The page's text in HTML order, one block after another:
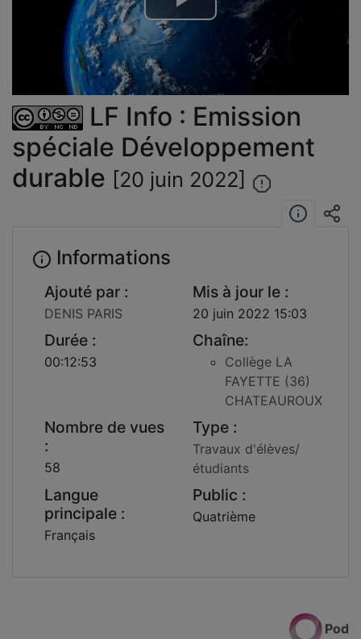
Lire
la
vidéo
LF Info : Emission
spéciale Développement
durable [20 juin 2022]
Informations
Ajouté par :
DENIS PARIS
Mis à jour le :
20 juin 2022 15:03
Durée :
00:12:53
Chaîne:
Collège LA
FAYETTE (36)
CHATEAUROUX
Nombre de vues
:
58
Type :
Travaux d'élèves/
étudiants
Langue
principale :
Français
Public :
Quatrième
Pod